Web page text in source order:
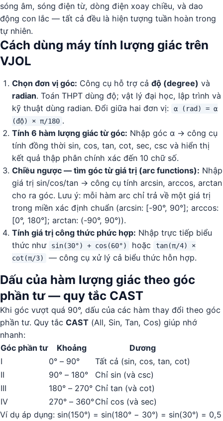
sóng âm, sóng điện từ, dòng điện xoay chiều, và dao
động con lắc — tất cả đều là hiện tượng tuần hoàn trong
tự nhiên.
Cách dùng máy tính lượng giác trên
VJOL
Chọn đơn vị góc: Công cụ hỗ trợ cả độ (degree) và
radian. Toán THPT dùng độ; vật lý đại học, lập trình và
kỹ thuật dùng radian. Đổi giữa hai đơn vị:
α (rad) = α
(độ) × π/180 .
Tính 6 hàm lượng giác từ góc: Nhập góc α → công cụ
tính đồng thời sin, cos, tan, cot, sec, csc và hiển thị
kết quả thập phân chính xác đến 10 chữ số.
Chiều ngược — tìm góc từ giá trị (arc functions): Nhập
giá trị sin/cos/tan → công cụ tính arcsin, arccos, arctan
cho ra góc. Lưu ý: mỗi hàm arc chỉ trả về một giá trị
trong miền xác định chuẩn (arcsin: [-90°, 90°]; arccos:
[0°, 180°]; arctan: (-90°, 90°)).
Tính giá trị công thức phức hợp: Nhập trực tiếp biểu
thức như
sin(30°) + cos(60°) hoặc
tan(π/4) ×
cot(π/3)
— công cụ xử lý cả biểu thức hỗn hợp.
Dấu của hàm lượng giác theo góc
phần tư — quy tắc CAST
Khi góc vượt quá 90°, dấu của các hàm thay đổi theo góc
phần tư. Quy tắc CAST (All, Sin, Tan, Cos) giúp nhớ
nhanh:
Góc phần tư
Khoảng
Dương
I
0° – 90°
Tất cả (sin, cos, tan, cot)
II
90° – 180°
Chỉ sin (và csc)
III
180° – 270° Chỉ tan (và cot)
IV
270° – 360°Chỉ cos (và sec)
Ví dụ áp dụng: sin(150°) = sin(180° − 30°) = sin(30°) = 0,5